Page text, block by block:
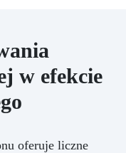
w efekcie
oferuje liczne